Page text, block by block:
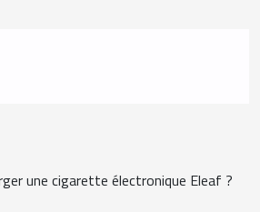
une cigarette électronique Eleaf ?